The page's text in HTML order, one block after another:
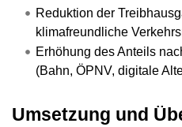
Reduktion der
klimafreundliche
Erhöhung des Anteils
(Bahn, ÖPNV, digitale
Umsetzung und